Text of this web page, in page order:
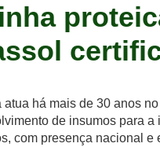
atua há mais de 30 anos no
de insumos para a
com presença nacional e